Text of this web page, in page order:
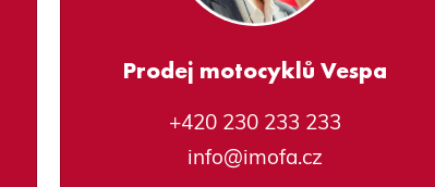
Prodej motocyklů Vespa
+420 230 233 233
info@imofa.cz